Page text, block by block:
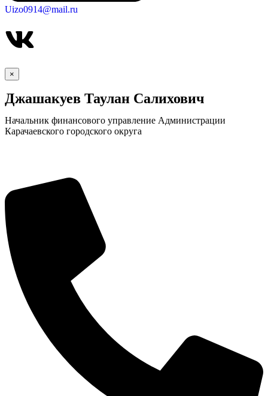
Uizo0914@mail.ru
×
Джашакуев Таулан Салихович
Начальник финансового управление Администрации
Карачаевского городского округа